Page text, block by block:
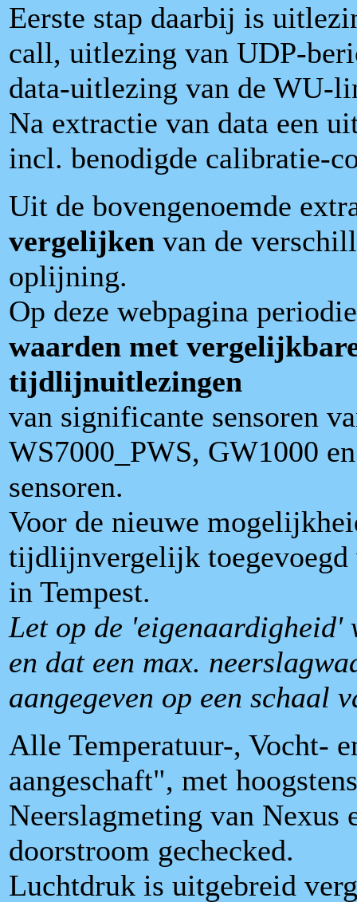
Eerste stap daarbij is
call, uitlezing van UDP-
data-uitlezing van de WU-
Na extractie van data een
incl. benodigde calibratie-
Uit de bovengenoemde
vergelijken van de
oplijning.
Op deze webpagina
waarden met
tijdlijnuitlezingen
van significante sensoren
WS7000_PWS, GW1000
sensoren.
Voor de nieuwe
tijdlijnvergelijk toegevoegd
in Tempest.
Let op de 'eigenaardigheid'
en dat een max.
aangegeven op een schaal
Alle Temperatuur-, Vocht-
aangeschaft", met
Neerslagmeting van Nexus
doorstroom gechecked.
Luchtdruk is uitgebreid